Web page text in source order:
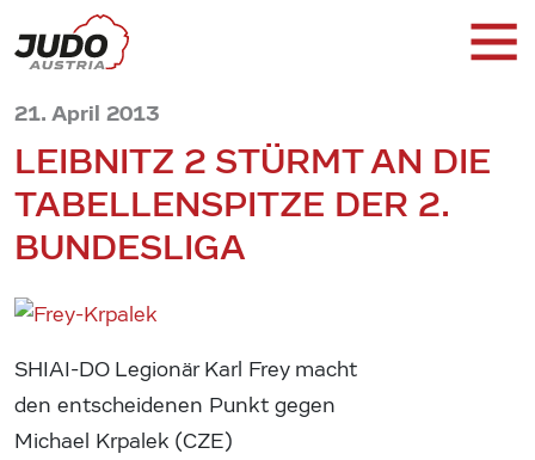
21. April 2013
LEIBNITZ 2 STÜRMT AN DIE
TABELLENSPITZE DER 2.
BUNDESLIGA
SHIAI-DO Legionär Karl Frey macht
den entscheidenen Punkt gegen
Michael Krpalek (CZE)